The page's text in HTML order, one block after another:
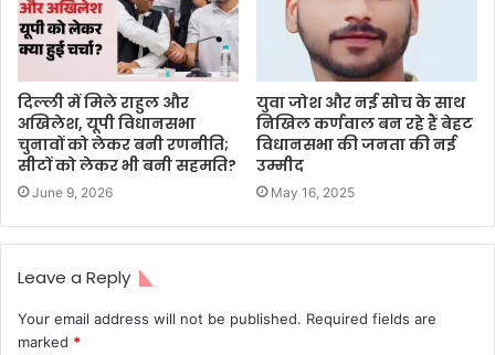
दिल्ली में मिले राहुल और
अखिलेश, यूपी विधानसभा
चुनावों को लेकर बनी रणनीति;
सीटों को लेकर भी बनी सहमति?
June 9, 2026
युवा जोश और नई सोच के साथ
निखिल कर्णवाल बन रहे हैं बेहट
विधानसभा की जनता की नई
उम्मीद
May 16, 2025
Leave a Reply
Your email address will not be published. Required fields are
marked *